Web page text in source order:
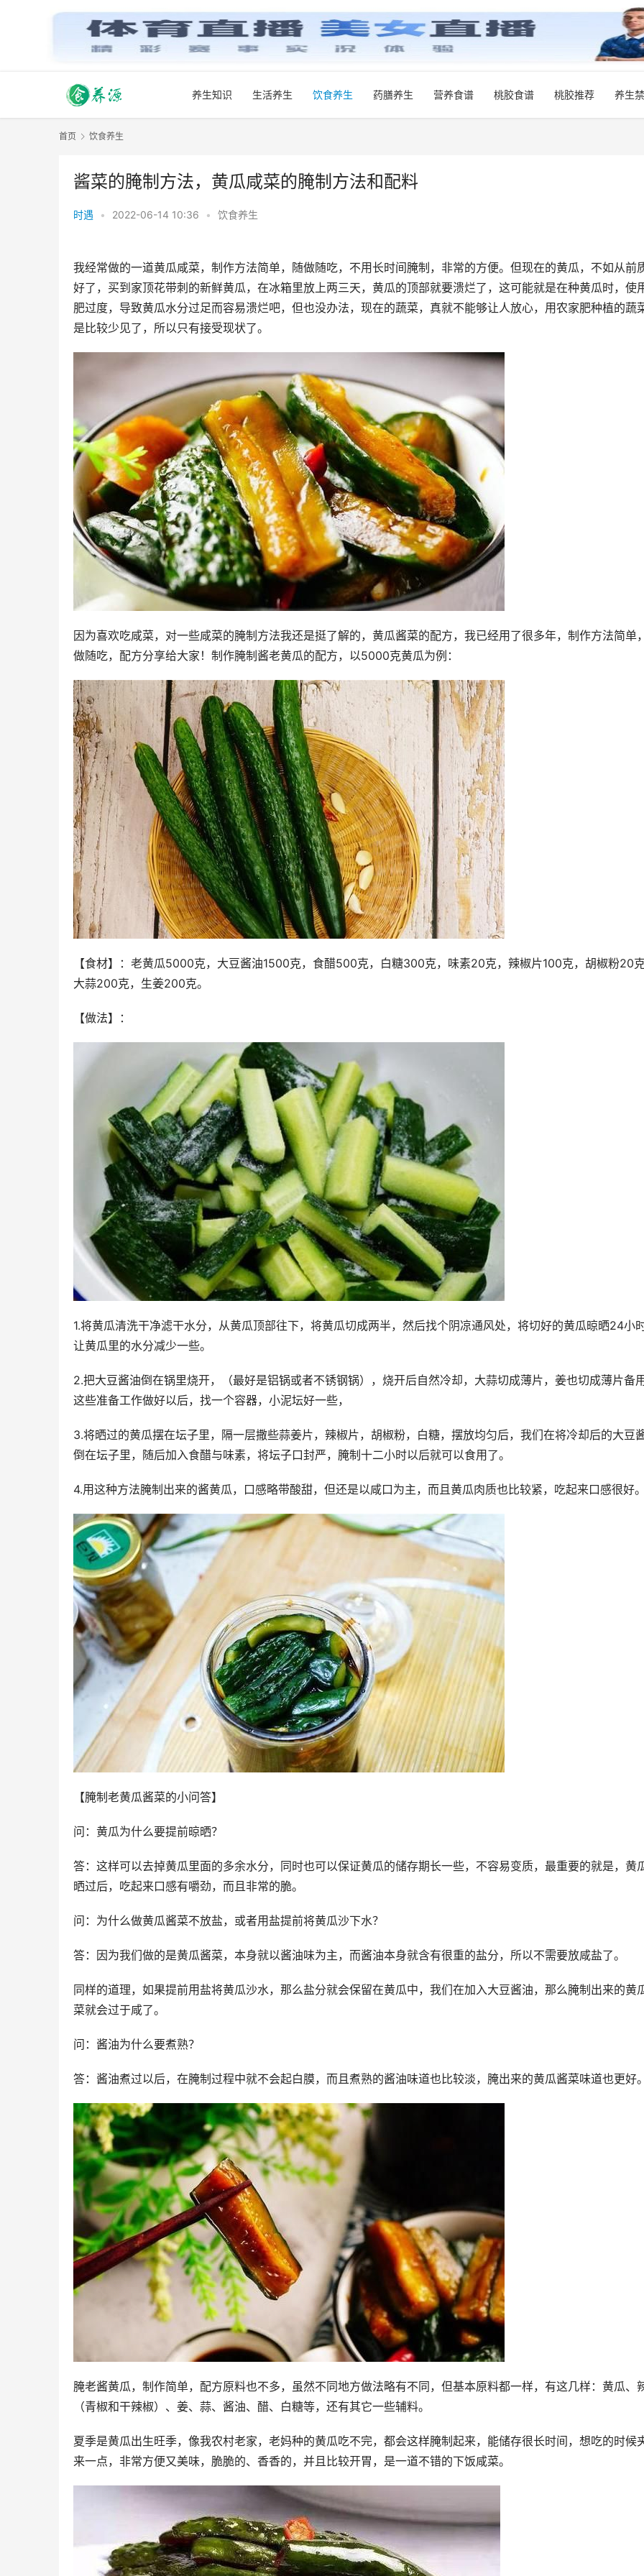
养生知识 生活养生 饮食养生 药膳养生 营养食谱 桃胶食谱 桃胶推荐 养生
首页 饮食养生
酱菜的腌制方法，黄瓜咸菜的腌制方法和配料
时遇 • 2022-06-14 10:36 • 饮食养生
我经常做的一道黄瓜咸菜，制作方法简单，随做随吃，不用长时间腌制，非常的方便。但现在的黄瓜，不如从前
好了，买到家顶花带刺的新鲜黄瓜，在冰箱里放上两三天，黄瓜的顶部就要溃烂了，这可能就是在种黄瓜时，使
肥过度，导致黄瓜水分过足而容易溃烂吧，但也没办法，现在的蔬菜，真就不能够让人放心，用农家肥种植的蔬
是比较少见了，所以只有接受现状了。
因为喜欢吃咸菜，对一些咸菜的腌制方法我还是挺了解的，黄瓜酱菜的配方，我已经用了很多年，制作方法简单
做随吃，配方分享给大家！制作腌制酱老黄瓜的配方，以5000克黄瓜为例：
【食材】：老黄瓜5000克，大豆酱油1500克，食醋500克，白糖300克，味素20克，辣椒片100克，胡椒粉20
大蒜200克，生姜200克。
【做法】：
1.将黄瓜清洗干净滤干水分，从黄瓜顶部往下，将黄瓜切成两半，然后找个阴凉通风处，将切好的黄瓜晾晒24小
让黄瓜里的水分减少一些。
2.把大豆酱油倒在锅里烧开，（最好是铝锅或者不锈钢锅），烧开后自然冷却，大蒜切成薄片，姜也切成薄片备
这些准备工作做好以后，找一个容器，小泥坛好一些，
3.将晒过的黄瓜摆在坛子里，隔一层撒些蒜姜片，辣椒片，胡椒粉，白糖，摆放均匀后，我们在将冷却后的大豆
倒在坛子里，随后加入食醋与味素，将坛子口封严，腌制十二小时以后就可以食用了。
4.用这种方法腌制出来的酱黄瓜，口感略带酸甜，但还是以咸口为主，而且黄瓜肉质也比较紧，吃起来口感很好
【腌制老黄瓜酱菜的小问答】
问：黄瓜为什么要提前晾晒？
答：这样可以去掉黄瓜里面的多余水分，同时也可以保证黄瓜的储存期长一些，不容易变质，最重要的就是，黄
晒过后，吃起来口感有嚼劲，而且非常的脆。
问：为什么做黄瓜酱菜不放盐，或者用盐提前将黄瓜沙下水？
答：因为我们做的是黄瓜酱菜，本身就以酱油味为主，而酱油本身就含有很重的盐分，所以不需要放咸盐了。
同样的道理，如果提前用盐将黄瓜沙水，那么盐分就会保留在黄瓜中，我们在加入大豆酱油，那么腌制出来的黄
菜就会过于咸了。
问：酱油为什么要煮熟？
答：酱油煮过以后，在腌制过程中就不会起白膜，而且煮熟的酱油味道也比较淡，腌出来的黄瓜酱菜味道也更好
腌老酱黄瓜，制作简单，配方原料也不多，虽然不同地方做法略有不同，但基本原料都一样，有这几样：黄瓜、
（青椒和干辣椒）、姜、蒜、酱油、醋、白糖等，还有其它一些辅料。
夏季是黄瓜出生旺季，像我农村老家，老妈种的黄瓜吃不完，都会这样腌制起来，能储存很长时间，想吃的时候
来一点，非常方便又美味，脆脆的、香香的，并且比较开胃，是一道不错的下饭咸菜。